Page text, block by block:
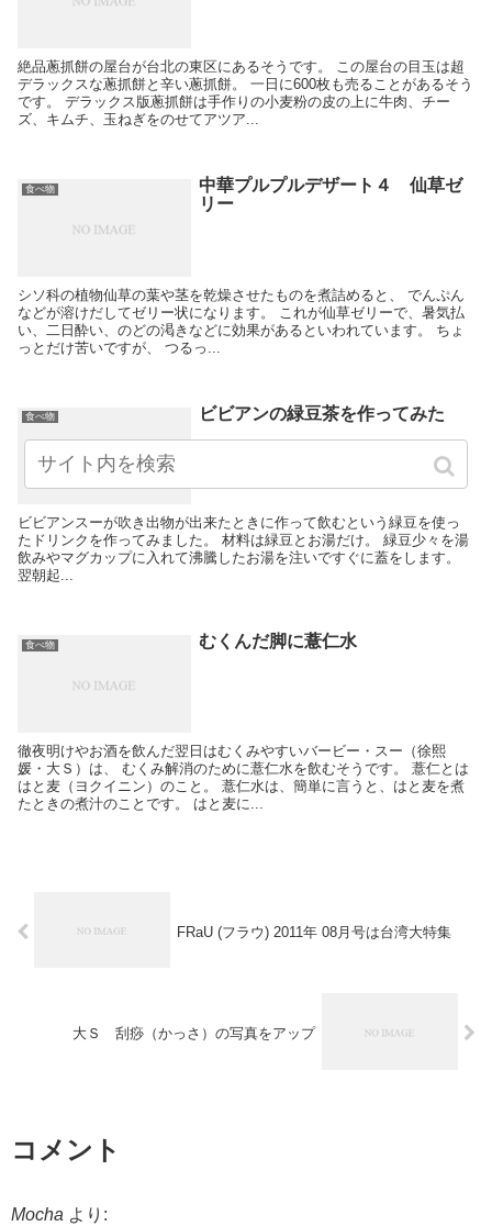
絶品蔥抓餅の屋台が台北の東区にあるそうです。 この屋台の目玉は超
デラックスな蔥抓餅と辛い蔥抓餅。 一日に600枚も売ることがあるそう
です。 デラックス版蔥抓餅は手作りの小麦粉の皮の上に牛肉、チー
ズ、キムチ、玉ねぎをのせてアツア...
食べ物
中華プルプルデザート４ 仙草ゼ
リー
シソ科の植物仙草の葉や茎を乾燥させたものを煮詰めると、 でんぷん
などが溶けだしてゼリー状になります。 これが仙草ゼリーで、暑気払
い、二日酔い、のどの渇きなどに効果があるといわれています。 ちょ
っとだけ苦いですが、 つるっ...
食べ物 ビビアンの緑豆茶を作ってみた
ビビアンスーが吹き出物が出来たときに作って飲むという緑豆を使っ
たドリンクを作ってみました。 材料は緑豆とお湯だけ。 緑豆少々を湯
飲みやマグカップに入れて沸騰したお湯を注いですぐに蓋をします。
翌朝起...
食べ物 むくんだ脚に薏仁水
徹夜明けやお酒を飲んだ翌日はむくみやすいバービー・スー（徐熙
媛・大Ｓ）は、 むくみ解消のために薏仁水を飲むそうです。 薏仁とは
はと麦（ヨクイニン）のこと。 薏仁水は、簡単に言うと、はと麦を煮
たときの煮汁のことです。 はと麦に...
FRaU (フラウ) 2011年 08月号は台湾大特集
大Ｓ 刮痧（かっさ）の写真をアップ
コメント
Mocha より: